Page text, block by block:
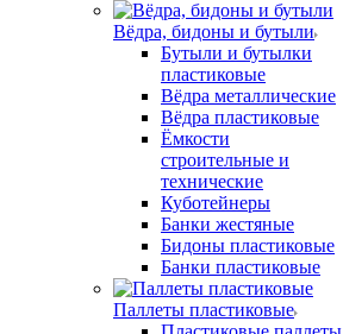
Вёдра, бидоны и бутыли
Бутыли и бутылки
пластиковые
Вёдра металлические
Вёдра пластиковые
Ёмкости
строительные и
технические
Куботейнеры
Банки жестяные
Бидоны пластиковые
Банки пластиковые
Паллеты пластиковые